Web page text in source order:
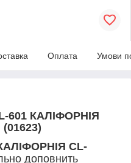
Оплата Умови
601 КАЛІФОРНІЯ
CL-
доповнить